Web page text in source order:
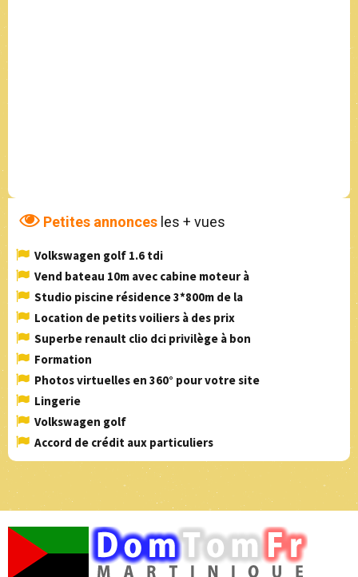
Petites annonces les + vues
Volkswagen golf 1.6 tdi
Vend bateau 10m avec cabine moteur à
Studio piscine résidence 3*800m de la
Location de petits voiliers à des prix
Superbe renault clio dci privilège à bon
Formation
Photos virtuelles en 360° pour votre site
Lingerie
Volkswagen golf
Accord de crédit aux particuliers